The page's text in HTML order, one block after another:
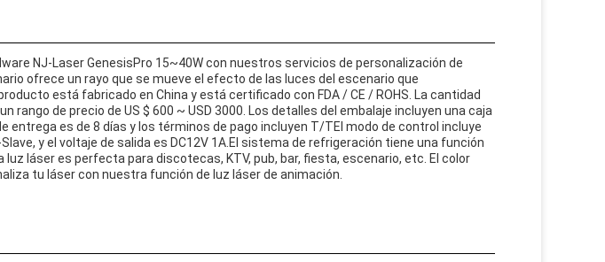
NJ-Laser GenesisPro 15~40W con nuestros servicios de personalización de
ofrece un rayo que se mueve el efecto de las luces del escenario que
está fabricado en China y está certificado con FDA / CE / ROHS. La cantidad
rango de precio de US $ 600 ~ USD 3000. Los detalles del embalaje incluyen una caja
entrega es de 8 días y los términos de pago incluyen T/TEl modo de control incluye
y el voltaje de salida es DC12V 1A.El sistema de refrigeración tiene una función
láser es perfecta para discotecas, KTV, pub, bar, fiesta, escenario, etc. El color
tu láser con nuestra función de luz láser de animación.